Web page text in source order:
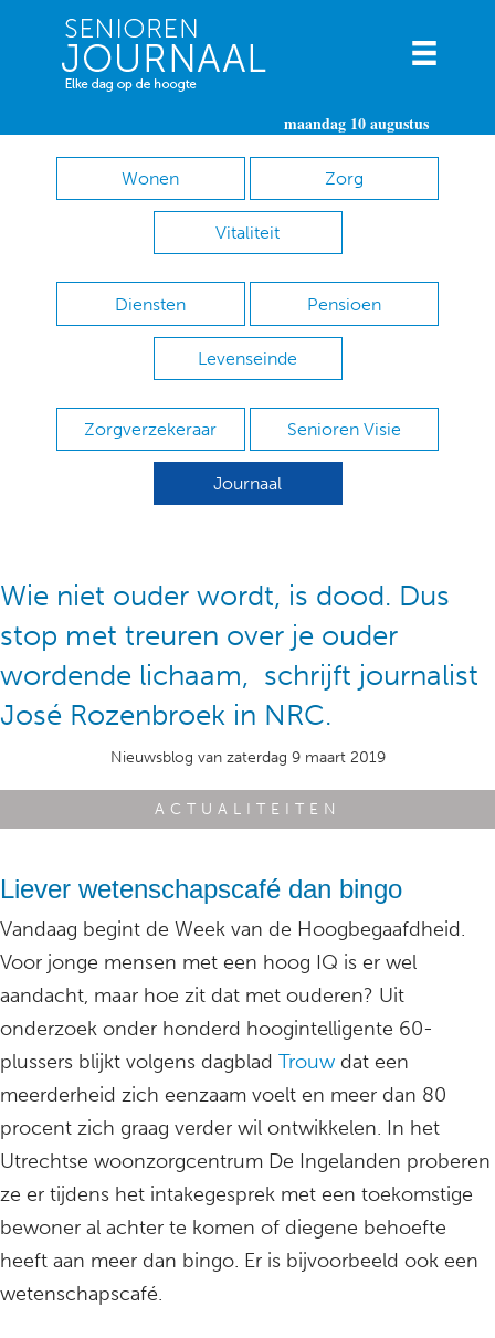
maandag 10 augustus
Wonen Zorg
Vitaliteit
Diensten Pensioen
Levenseinde
Zorgverzekeraar Senioren Visie
Journaal
Wie niet ouder wordt, is dood. Dus
stop met treuren over je ouder
wordende lichaam, schrijft journalist
José Rozenbroek in NRC.
Nieuwsblog van zaterdag 9 maart 2019
ACTUALITEITEN
Liever wetenschapscafé dan bingo
Vandaag begint de Week van de Hoogbegaafdheid.
Voor jonge mensen met een hoog IQ is er wel
aandacht, maar hoe zit dat met ouderen? Uit
onderzoek onder honderd hoogintelligente 60-
plussers blijkt volgens dagblad Trouw dat een
meerderheid zich eenzaam voelt en meer dan 80
procent zich graag verder wil ontwikkelen. In het
Utrechtse woonzorgcentrum De Ingelanden proberen
ze er tijdens het intakegesprek met een toekomstige
bewoner al achter te komen of diegene behoefte
heeft aan meer dan bingo. Er is bijvoorbeeld ook een
wetenschapscafé.